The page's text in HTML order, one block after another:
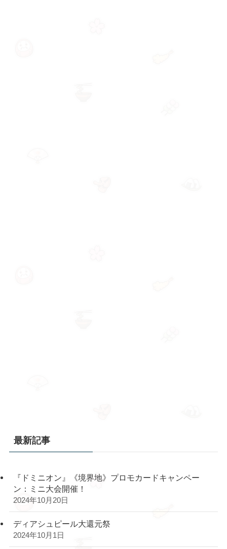
最新記事
『ドミニオン』《境界地》プロモカードキャンペー
ン：ミニ大会開催！
2024年10月20日
ディアシュピール大還元祭
2024年10月1日